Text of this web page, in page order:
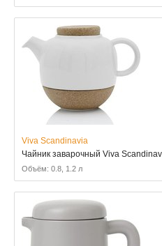
Viva Scandinavia
Чайник заварочный Viva
Объём: 0.8, 1.2 л